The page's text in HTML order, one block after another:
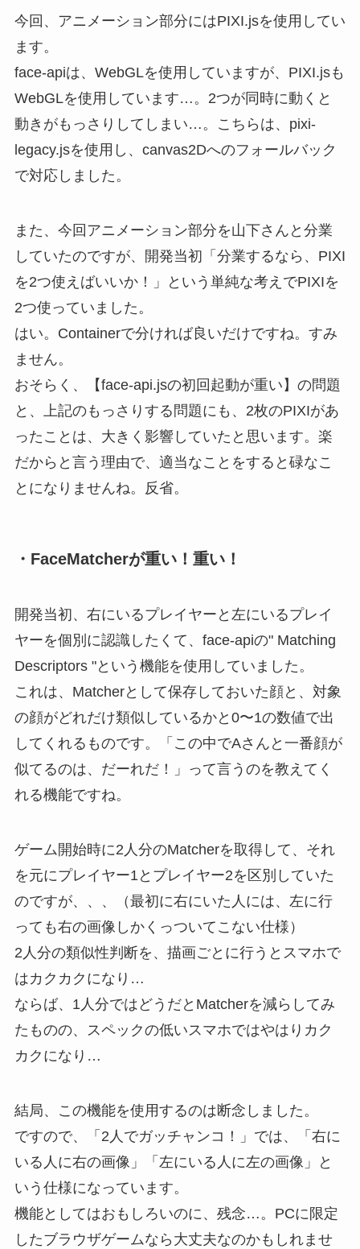
今回、アニメーション部分にはPIXI.jsを使用してい
ます。
face-apiは、WebGLを使用していますが、PIXI.jsも
WebGLを使用しています…。2つが同時に動くと
動きがもっさりしてしまい…。こちらは、pixi-
legacy.jsを使用し、canvas2Dへのフォールバック
で対応しました。
また、今回アニメーション部分を山下さんと分業
していたのですが、開発当初「分業するなら、PIXI
を2つ使えばいいか！」という単純な考えでPIXIを
2つ使っていました。
はい。Containerで分ければ良いだけですね。すみ
ません。
おそらく、【face-api.jsの初回起動が重い】の問題
と、上記のもっさりする問題にも、2枚のPIXIがあ
ったことは、大きく影響していたと思います。楽
だからと言う理由で、適当なことをすると碌なこ
とになりませんね。反省。
・FaceMatcherが重い！重い！
開発当初、右にいるプレイヤーと左にいるプレイ
ヤーを個別に認識したくて、face-apiの" Matching
Descriptors "という機能を使用していました。
これは、Matcherとして保存しておいた顔と、対象
の顔がどれだけ類似しているかと0〜1の数値で出
してくれるものです。「この中でAさんと一番顔が
似てるのは、だーれだ！」って言うのを教えてく
れる機能ですね。
ゲーム開始時に2人分のMatcherを取得して、それ
を元にプレイヤー1とプレイヤー2を区別していた
のですが、、、（最初に右にいた人には、左に行
っても右の画像しかくっついてこない仕様）
2人分の類似性判断を、描画ごとに行うとスマホで
はカクカクになり…
ならば、1人分ではどうだとMatcherを減らしてみ
たものの、スペックの低いスマホではやはりカク
カクになり…
結局、この機能を使用するのは断念しました。
ですので、「2人でガッチャンコ！」では、「右に
いる人に右の画像」「左にいる人に左の画像」と
いう仕様になっています。
機能としてはおもしろいのに、残念…。PCに限定
したブラウザゲームなら大丈夫なのかもしれませ